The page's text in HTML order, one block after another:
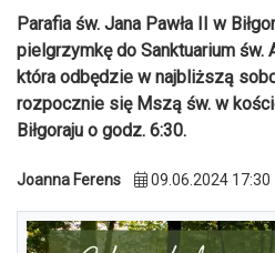
Parafia św. Jana Pawła II w
pielgrzymkę do Sanktuarium św.
która odbędzie w najbliższą
rozpocznie się Mszą św. w
Biłgoraju o godz. 6:30.
Joanna Ferens 09.06.2024 17:30